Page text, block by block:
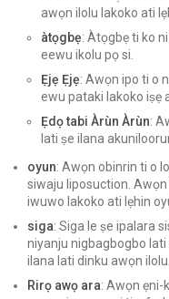
awọn ilolu lakoko ati
àtọgbẹ: Àtọgbẹ ti ko
eewu ikolu pọ si.
Ẹjẹ Ẹjẹ: Awọn ipo ti o
ewu pataki lakoko iṣẹ
Ẹdọ tabi Àrùn Àrùn:
lati ṣe ilana
oyun: Awọn obinrin ti o
siwaju liposuction.
iwuwo lakoko ati lẹhin
siga: Siga le ṣe ipalara
niyanju nigbagbogbo
ilana lati dinku awọn ilolu.
Rirọ awọ ara: Awọn ẹni-